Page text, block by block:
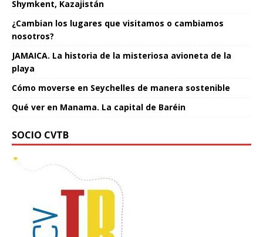
Shymkent, Kazajistán
¿Cambian los lugares que visitamos o cambiamos
nosotros?
JAMAICA. La historia de la misteriosa avioneta de la
playa
Cómo moverse en Seychelles de manera sostenible
Qué ver en Manama. La capital de Baréin
SOCIO CVTB